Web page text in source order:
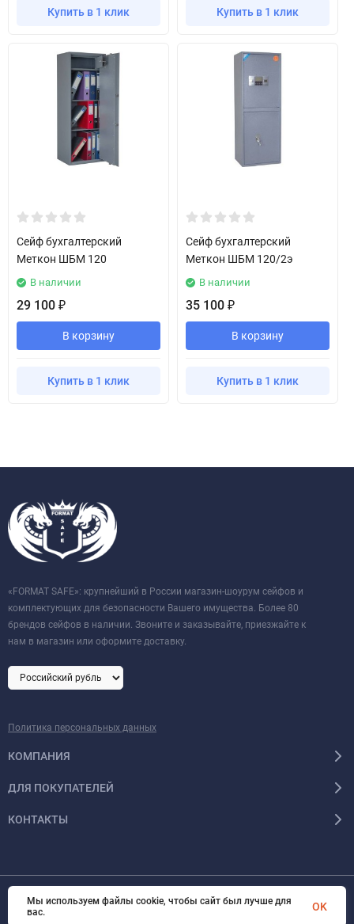
Купить в 1 клик Купить в 1 клик
Сейф бухгалтерский
Меткон ШБМ 120
В наличии
29 100 ₽
В корзину
Купить в 1 клик
Сейф бухгалтерский
Меткон ШБМ 120/2э
В наличии
35 100 ₽
В корзину
Купить в 1 клик
«FORMAT SAFE»: крупнейший в России магазин-шоурум сейфов и
комплектующих для безопасности Вашего имущества. Более 80
брендов сейфов в наличии. Звоните и заказывайте, приезжайте к
нам в магазин или оформите доставку.
Политика персональных данных
КОМПАНИЯ
ДЛЯ ПОКУПАТЕЛЕЙ
КОНТАКТЫ
© 2026 Format-safe.ru Все права защищены
Мы используем файлы cookie, чтобы сайт был лучше для
вас.
OK